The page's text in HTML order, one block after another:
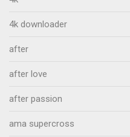
4k downloader
after
after love
after passion
ama supercross